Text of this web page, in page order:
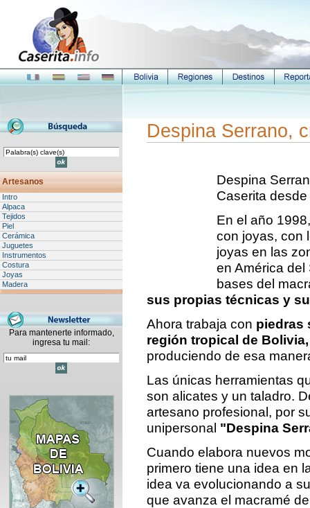
Artesanos
Intro
Alpaca
Tejidos
Piel
Cerámica
Juguetes
Instrumentos
Costura
Joyas
Madera
Para mantenerte informado,
ingresa tu mail:
Despina Serrano,
Despina
Caserita
En el año
con joyas, con
joyas en las
en América
bases del
sus propias técnicas y
Ahora trabaja con piedras
región tropical de
produciendo de esa
Las únicas herramientas
son alicates y un taladro.
artesano profesional, por
unipersonal "Despina
Cuando elabora nuevos
primero tiene una idea en
idea va evolucionando a
que avanza el macramé